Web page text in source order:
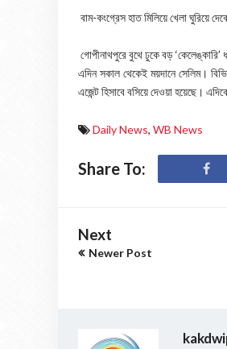
বাম-কংগ্রেস হাত মিলিয়ে খেলা ঘুরিয়ে
গোপীনাথপুরে বুথে ঢুকে বড় ‘কেলেঙ্কারি’
এদিন সকাল থেকেই ময়দানে সেলিম।
এজেন্ট হিসাবে বসিয়ে দেওয়া হয়েছে।
Daily News, WB News
Share To:
Next
Newer Post